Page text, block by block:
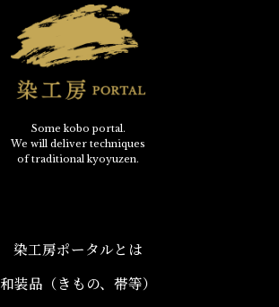
Some kobo portal.
We will deliver techniques
of traditional kyoyuzen.
染工房ポータルとは
和装品（きもの、帯等）​